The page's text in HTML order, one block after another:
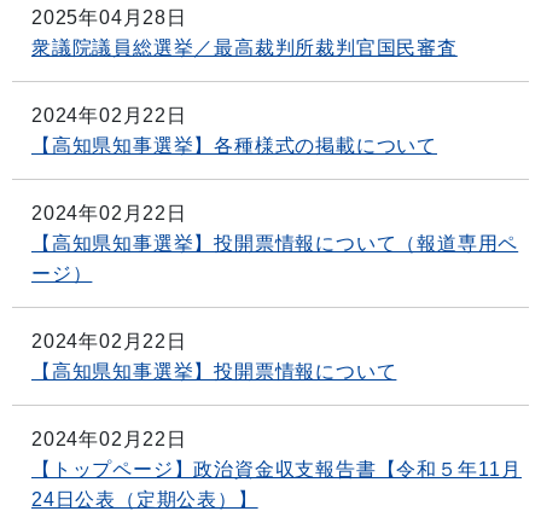
2025年04月28日
衆議院議員総選挙／最高裁判所裁判官国民審査
2024年02月22日
【高知県知事選挙】各種様式の掲載について
2024年02月22日
【高知県知事選挙】投開票情報について（報道専用ペ
ージ）
2024年02月22日
【高知県知事選挙】投開票情報について
2024年02月22日
【トップページ】政治資金収支報告書【令和５年11月
24日公表（定期公表）】